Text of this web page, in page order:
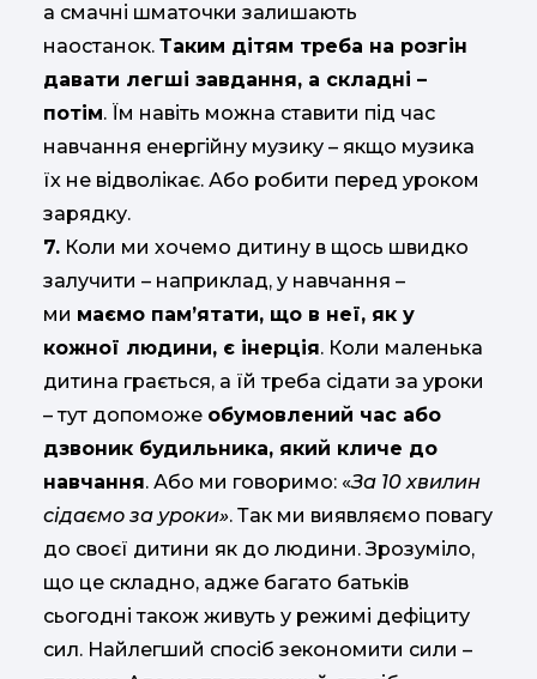
а смачні шматочки залишають
наостанок. Таким дітям треба на розгін
давати легші завдання, а складні –
потім. Їм навіть можна ставити під час
навчання енергійну музику – якщо музика
їх не відволікає. Або робити перед уроком
зарядку.
7. Коли ми хочемо дитину в щось швидко
залучити – наприклад, у навчання –
ми маємо пам’ятати, що в неї, як у
кожної людини, є інерція. Коли маленька
дитина грається, а їй треба сідати за уроки
– тут допоможе обумовлений час або
дзвоник будильника, який кличе до
навчання. Або ми говоримо: «За 10 хвилин
сідаємо за уроки». Так ми виявляємо повагу
до своєї дитини як до людини. Зрозуміло,
що це складно, адже багато батьків
сьогодні також живуть у режимі дефіциту
сил. Найлегший спосіб зекономити сили –